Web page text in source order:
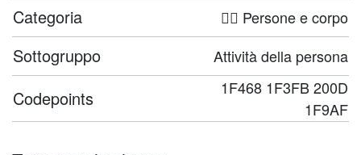
Categoria 🤦‍♀️ Persone e corpo
Sottogruppo Attività della persona
Codepoints
1F468 1F3FB 200D
1F9AF